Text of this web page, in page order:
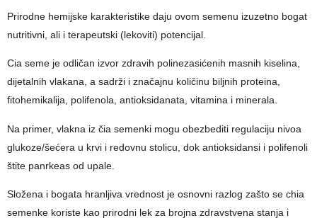
Prirodne hemijske karakteristike daju ovom semenu izuzetno bogat
nutritivni, ali i terapeutski (lekoviti) potencijal.
Cia seme je odličan izvor zdravih polinezasićenih masnih kiselina,
dijetalnih vlakana, a sadrži i značajnu količinu biljnih proteina,
fitohemikalija, polifenola, antioksidanata, vitamina i minerala.
Na primer, vlakna iz čia semenki mogu obezbediti regulaciju nivoa
glukoze/šećera u krvi i redovnu stolicu, dok antioksidansi i polifenoli
štite panrkeas od upale.
Složena i bogata hranljiva vrednost je osnovni razlog zašto se chia
semenke koriste kao prirodni lek za brojna zdravstvena stanja i